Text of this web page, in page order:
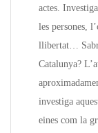
actes.
les persones,
llibertat…
Catalunya?
investiga
eines com la